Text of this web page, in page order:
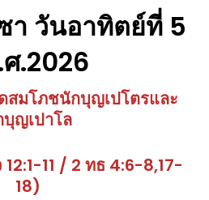
วันอาทิตย์ที่ 5
.2026
สมโภชนักบุญเปโตรและ
ญเปาโล
11 / 2 ทธ 4:6-8,17-
18)